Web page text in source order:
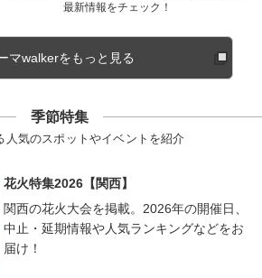
最新情報をチェック！
マwalkerをもっと見る
季節特集
人気のスポットやイベントを紹介
花火特集2026【関西】
関西の花火大会を掲載。2026年の開催日、
中止・延期情報や人気ランキングなどをお
届け！